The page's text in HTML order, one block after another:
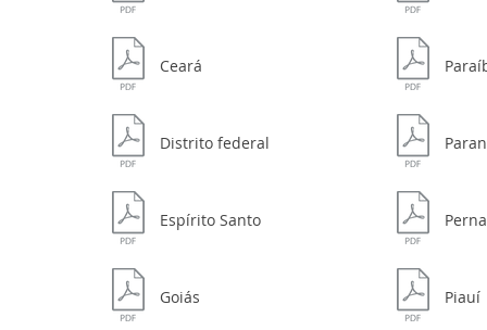
Ceará
Distrito federal
Espírito Santo
Goiás Piauí